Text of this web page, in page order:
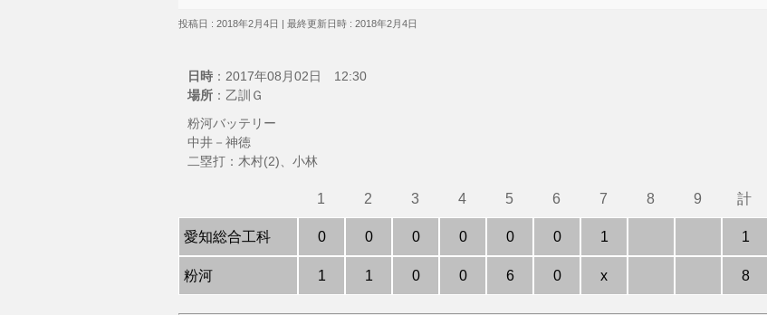
投稿日 : 2018年2月4日 最終更新日時 : 2018年2月4日
日時 ：2017年08月02日 12:30
場所 ：乙訓Ｇ
粉河バッテリー
中井－神徳
二塁打：木村(2)、小林
愛知総合工科
粉河
1
0
1
2
0
1
3
0
0
4
0
0
5
0
6
6
0
0
7
1
x
8 9 計
1
8